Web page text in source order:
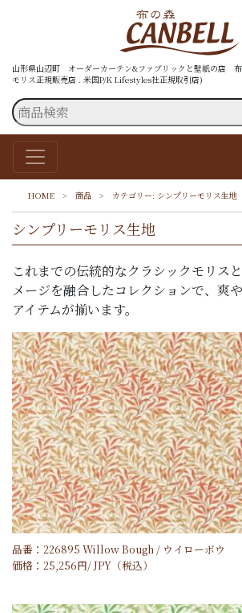
山形県山辺町 オーダーカーテン&ファブリックと壁紙の店 布
モリス正規販売店 . 米国P/K Lifestyles社正規取引店)
HOME > 商品 > カテゴリー: シンプリーモリス生地
シンプリーモリス生地
これまでの伝統的なクラシックモリス
メージを融合したコレクションで、爽
アイテムが揃います。
品番：226895 Willow Bough / ウイローボウ
価格： 25,256円/JPY （税込）